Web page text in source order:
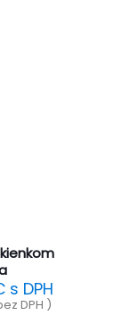
s DPH
DPH )